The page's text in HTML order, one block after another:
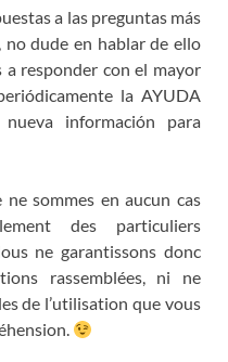
a las preguntas más
dude en hablar de ello
a responder con el mayor
la AYUDA
información para
sommes en aucun cas
des particuliers
ne garantissons donc
rassemblées, ni ne
de l’utilisation que vous
.